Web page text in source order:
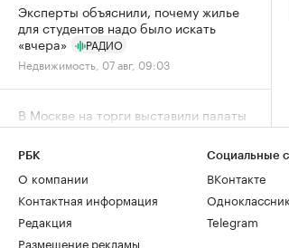
Эксперты объяснили, почему жилье
для студентов надо было искать
«вчера»
РАДИО
Недвижимость, 07 авг, 09:03
В Москве на торги выставили палаты
допетровской эпохи дешевле трешки
Город, 06 авг, 18:07
Собянин заявил о максимальном за
пять лет темпе строительства метро
Город, 06 авг, 15:52
РБК
О компании
Контактная информация
Редакция
Размещение рекламы
Социальные
ВКонтакте
Telegram